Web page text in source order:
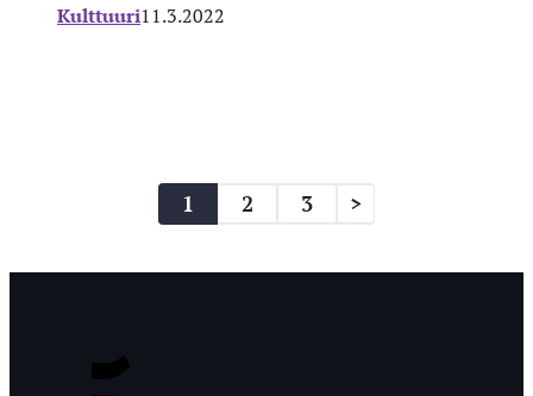
Kulttuuri11.3.2022
Artikkelien
sivutus
1 2 3 >